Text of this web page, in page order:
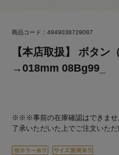
商品コード：4949038729087
【本店取扱】 ボタ
→018mm 08Bg99_
※※※事前の在庫確認はできま
了承いただいた上でご注文いただ